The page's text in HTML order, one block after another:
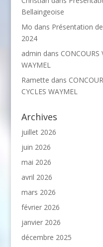
Bellaingeoise
Mo dans Présentation
2024
admin dans CONCOURS
WAYMEL
Ramette dans
CYCLES WAYMEL
Archives
juillet 2026
juin 2026
mai 2026
avril 2026
mars 2026
février 2026
janvier 2026
décembre 2025